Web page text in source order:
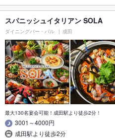
スパニッシュイタリアン SOLA
ダイニングバー・バル 成田
最大130名宴会可能！成田駅より徒歩2分！
3001～4000円
成田駅より徒歩2分